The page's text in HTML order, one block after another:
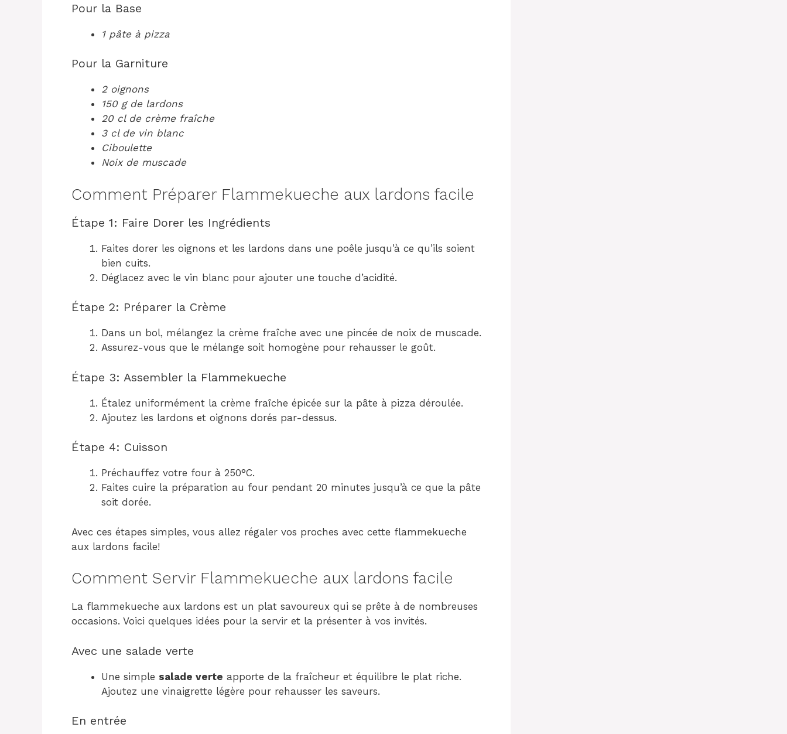
Pour la Base
1 pâte à pizza
Pour la Garniture
2 oignons
150 g de lardons
20 cl de crème fraîche
3 cl de vin blanc
Ciboulette
Noix de muscade
Comment Préparer Flammekueche aux lardons facile
Étape 1: Faire Dorer les Ingrédients
Faites dorer les oignons et les lardons dans une poêle jusqu’à ce qu’ils soient
bien cuits.
Déglacez avec le vin blanc pour ajouter une touche d’acidité.
Étape 2: Préparer la Crème
Dans un bol, mélangez la crème fraîche avec une pincée de noix de muscade.
Assurez-vous que le mélange soit homogène pour rehausser le goût.
Étape 3: Assembler la Flammekueche
Étalez uniformément la crème fraîche épicée sur la pâte à pizza déroulée.
Ajoutez les lardons et oignons dorés par-dessus.
Étape 4: Cuisson
Préchauffez votre four à 250°C.
Faites cuire la préparation au four pendant 20 minutes jusqu’à ce que la pâte
soit dorée.
Avec ces étapes simples, vous allez régaler vos proches avec cette flammekueche
aux lardons facile!
Comment Servir Flammekueche aux lardons facile
La flammekueche aux lardons est un plat savoureux qui se prête à de nombreuses
occasions. Voici quelques idées pour la servir et la présenter à vos invités.
Avec une salade verte
Une simple salade verte apporte de la fraîcheur et équilibre le plat riche.
Ajoutez une vinaigrette légère pour rehausser les saveurs.
En entrée